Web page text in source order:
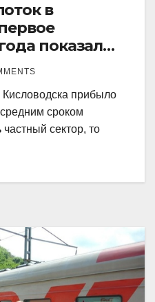
в
показал
21 процент.
Кисловодска прибыло
сроком
сектор, то